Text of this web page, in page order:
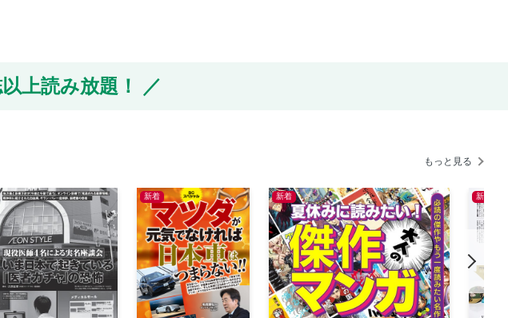
上読み放題！
もっと見る
新着 新着 新着